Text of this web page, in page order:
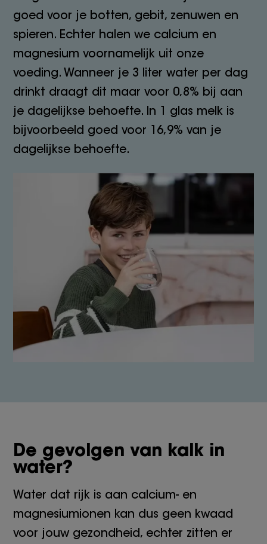
goed voor je botten, gebit, zenuwen en
spieren. Echter halen we calcium en
magnesium voornamelijk uit onze
voeding. Wanneer je 3 liter water per dag
drinkt draagt dit maar voor 0,8% bij aan
je dagelijkse behoefte. In 1 glas melk is
bijvoorbeeld goed voor 16,9% van je
dagelijkse behoefte.
De gevolgen van kalk in
water?
Water dat rijk is aan calcium- en
magnesiumionen kan dus geen kwaad
voor jouw gezondheid, echter zitten er